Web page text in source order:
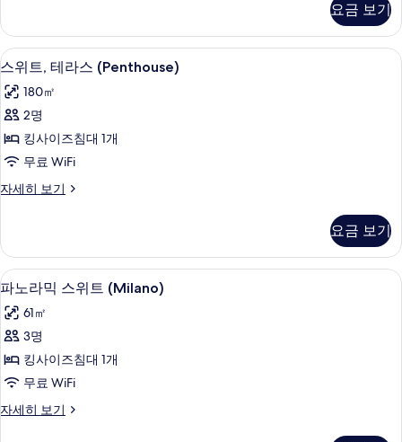
진
모
두
보
기
라
스
(Imperial)
세
히
기
요금 보기
스
위
트,
테
라
(Penthouse)
진
모
두
보
기
스위트, 테라스 (Penthouse) | 거실 |
5
스위트, 테라스 (Penthouse)
180㎡
2명
킹사이즈침대 1개
무료 WiFi
자세히 보기
스
라
스
(Penthouse)
자
세
히
기
요금 보기
파
노
라
믹
스
트
파노라믹 스위트 (Milano) | 고급 침구
4
파노라믹 스위트 (Milano)
61㎡
3명
킹사이즈침대 1개
무료 WiFi
자세히 보기
파